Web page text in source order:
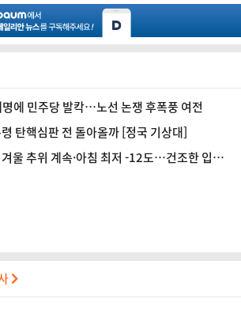
에 민주당 발칵…노선 논쟁 후폭풍 여전
탄핵심판 전 돌아올까 [정국 기상대]
울 추위 계속·아침 최저 -12도…건조한 입